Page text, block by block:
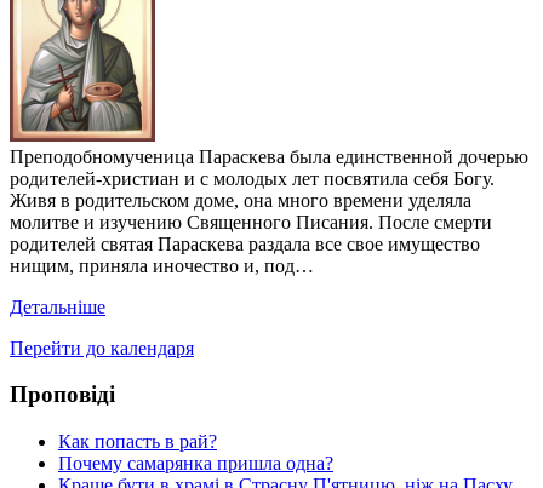
Преподобномученица Параскева была единственной дочерью
родителей-христиан и с молодых лет посвятила себя Богу.
Живя в родительском доме, она много времени уделяла
молитве и изучению Священного Писания. После смерти
родителей святая Параскева раздала все свое имущество
нищим, приняла иночество и, под…
Детальніше
Перейти до календаря
Проповіді
Как попасть в рай?
Почему самарянка пришла одна?